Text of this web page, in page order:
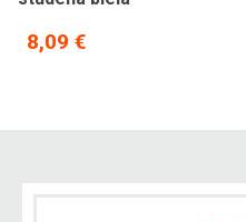
8,09 €